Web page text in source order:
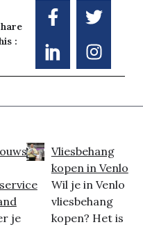
:
je
Vliesbehang
kopen in Venlo
Wil je in Venlo
vliesbehang
kopen? Het is